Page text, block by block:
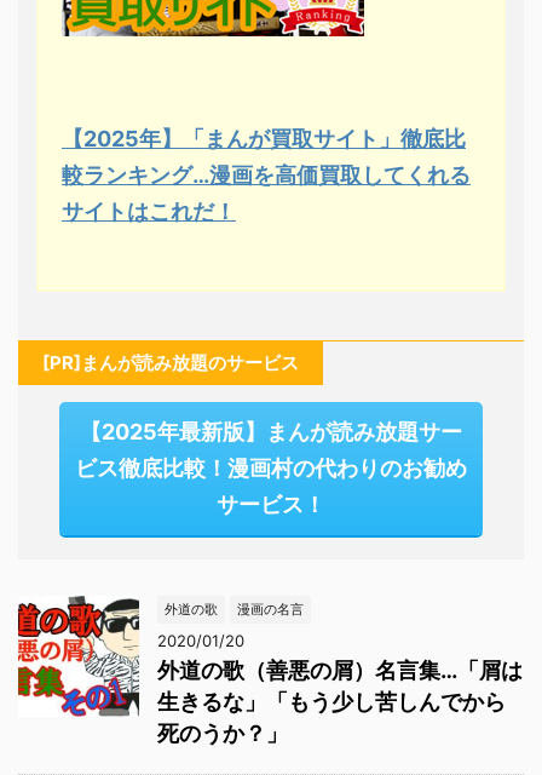
【2025年】「まんが買取サイト」徹底比
較ランキング…漫画を高価買取してくれる
サイトはこれだ！
[PR]まんが読み放題のサービス
【2025年最新版】まんが読み放題サー
ビス徹底比較！漫画村の代わりのお勧め
サービス！
外道の歌 漫画の名言
2020/01/20
外道の歌（善悪の屑）名言集…「屑は
生きるな」「もう少し苦しんでから
死のうか？」